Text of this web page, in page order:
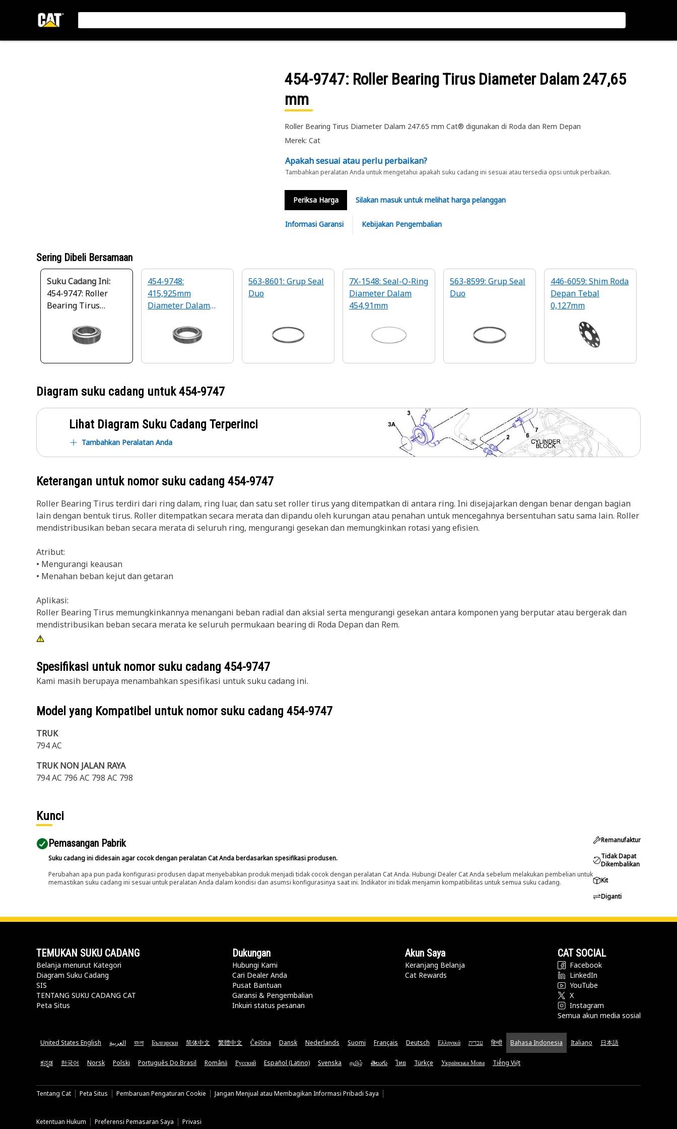
454-9747: Roller Bearing Tirus Diameter Dalam 247,65
mm
Roller Bearing Tirus Diameter Dalam 247.65 mm Cat® digunakan di Roda dan Rem Depan
Merek: Cat
Apakah sesuai atau perlu perbaikan?
Tambahkan peralatan Anda untuk mengetahui apakah suku cadang ini sesuai atau tersedia opsi untuk perbaikan.
Periksa Harga Silakan masuk untuk melihat harga pelanggan
Informasi Garansi Kebijakan Pengembalian
Sering Dibeli Bersamaan
Suku Cadang Ini:
454-9747: Roller
Bearing Tirus
247,65 mm
454-9748:
415,925mm
Diameter Dalam
563-8601: Grup Seal
Duo
7X-1548: Seal-O-Ring
Diameter Dalam
454,91mm
563-8599: Grup Seal
Duo
446-6059: Shim Roda
Depan Tebal
0,127mm
Diagram suku cadang untuk454-9747
Lihat Diagram Suku Cadang Terperinci
Tambahkan Peralatan Anda
Keterangan untuk nomor suku cadang 454-9747
Roller Bearing Tirus terdiri dari ring dalam, ring luar, dan satu set roller tirus yang ditempatkan di antara ring. Ini disejajarkan dengan benar dengan bagian
lain dengan bentuk tirus. Roller ditempatkan secara merata dan dipandu oleh kurungan atau penahan untuk mencegahnya bersentuhan satu sama lain. Roller
mendistribusikan beban secara merata di seluruh ring, mengurangi gesekan dan memungkinkan rotasi yang efisien.
Atribut:
• Mengurangi keausan
• Menahan beban kejut dan getaran
Aplikasi:
Roller Bearing Tirus memungkinkannya menangani beban radial dan aksial serta mengurangi gesekan antara komponen yang berputar atau bergerak dan
mendistribusikan beban secara merata ke seluruh permukaan bearing di Roda Depan dan Rem.
Spesifikasi untuk nomor suku cadang 454-9747
Kami masih berupaya menambahkan spesifikasi untuk suku cadang ini.
Model yang Kompatibel untuk nomor suku cadang 454-9747
TRUK
794 AC
TRUK NON JALAN RAYA
794 AC 796 AC 798 AC 798
Kunci
Pemasangan Pabrik
Suku cadang ini didesain agar cocok dengan peralatan Cat Anda berdasarkan spesifikasi produsen.
Perubahan apa pun pada konfigurasi produsen dapat menyebabkan produk menjadi tidak cocok dengan peralatan Cat Anda. Hubungi Dealer Cat Anda sebelum melakukan pembelian untuk
memastikan suku cadang ini sesuai untuk peralatan Anda dalam kondisi dan asumsi konfigurasinya saat ini. Indikator ini tidak menjamin kompatibilitas untuk semua suku cadang.
Remanufaktur
Tidak Dapat
Dikembalikan
Kit
Diganti
TEMUKAN SUKU CADANG
Belanja menurut Kategori
Diagram Suku Cadang
SIS
TENTANG SUKU CADANG CAT
Peta Situs
Dukungan
Hubungi Kami
Cari Dealer Anda
Pusat Bantuan
Garansi & Pengembalian
Inkuiri status pesanan
Akun Saya
Keranjang Belanja
Cat Rewards
CAT SOCIAL
Facebook
LinkedIn
YouTube
X
Instagram
Semua akun media sosial
United States English العربية বাংলা Български 简体中文 繁體中文 Čeština Dansk Nederlands Suomi Français Deutsch Ελληνικά עברית हिन्दी Bahasa Indonesia Italiano 日本語
ಕನ್ನಡ 한국어 Norsk Polski Português Do Brasil Română Русский Español (Latino) Svenska தமிழ் తెలుగు ไทย Türkçe Українська Мова Tiếng Việt
Tentang Cat Peta Situs Pembaruan Pengaturan Cookie Jangan Menjual atau Membagikan Informasi Pribadi Saya
Ketentuan Hukum Preferensi Pemasaran Saya Privasi